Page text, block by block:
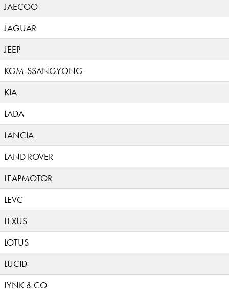
JAECOO
JAGUAR
JEEP
KGM-SSANGYONG
KIA
LADA
LANCIA
LAND ROVER
LEAPMOTOR
LEVC
LEXUS
LOTUS
LUCID
LYNK & CO